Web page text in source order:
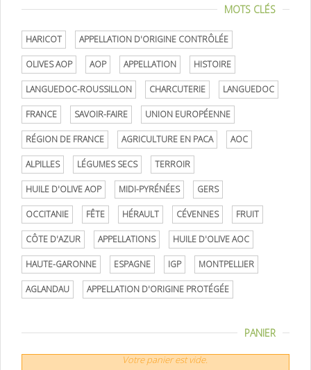
MOTS CLÉS
HARICOT APPELLATION D'ORIGINE CONTRÔLÉE
OLIVES AOP AOP APPELLATION HISTOIRE
LANGUEDOC-ROUSSILLON CHARCUTERIE LANGUEDOC
FRANCE SAVOIR-FAIRE UNION EUROPÉENNE
RÉGION DE FRANCE AGRICULTURE EN PACA AOC
ALPILLES LÉGUMES SECS TERROIR
HUILE D'OLIVE AOP MIDI-PYRÉNÉES GERS
OCCITANIE FÊTE HÉRAULT CÉVENNES FRUIT
CÔTE D'AZUR APPELLATIONS HUILE D'OLIVE AOC
HAUTE-GARONNE ESPAGNE IGP MONTPELLIER
AGLANDAU APPELLATION D'ORIGINE PROTÉGÉE
PANIER
Votre panier est vide.